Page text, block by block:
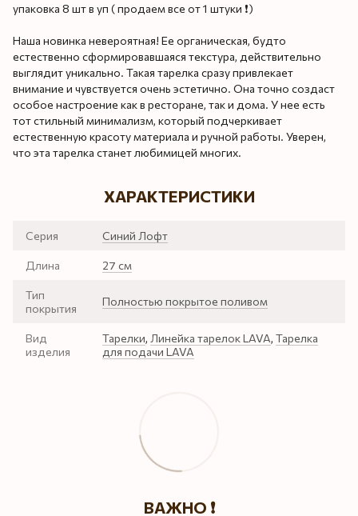
упаковка 8 шт в уп ( продаем все от 1 штуки ❗️)
Наша новинка невероятная! Ее органическая, будто
естественно сформировавшаяся текстура, действительно
выглядит уникально. Такая тарелка сразу привлекает
внимание и чувствуется очень эстетично. Она точно создаст
особое настроение как в ресторане, так и дома. У нее есть
тот стильный минимализм, который подчеркивает
естественную красоту материала и ручной работы. Уверен,
что эта тарелка станет любимицей многих.
ХАРАКТЕРИСТИКИ
Серия Синий Лофт
Длина 27 см
Тип
покрытия
Полностью покрытое поливом
Вид
изделия
Тарелки, Линейка тарелок LAVA, Тарелка
для подачи LAVA
ВАЖНО ❗️